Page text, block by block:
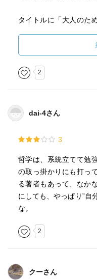
タイトルに「大人のた
朝読書などにも！（中
哲学についての本です
書」だと思います。
2
dai-4さん
3
哲学は、系統立てて勉
の取っ掛かりにも打っ
る著者もあって、なか
にしても、やっぱり”自
な。
2
クーさん